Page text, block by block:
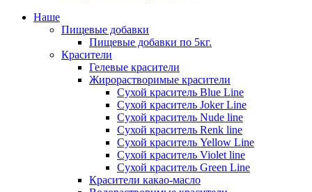
Наше
Пищевые добавки
Пищевые добавки по 5кг.
Красители
Гелевые красители
Жирорастворимые красители
Сухой краситель Blue Line
Сухой краситель Joker Line
Сухой краситель Nude line
Сухой краситель Renk line
Сухой краситель Yellow Line
Сухой краситель Violet line
Сухой краситель Green Line
Красители какао-масло